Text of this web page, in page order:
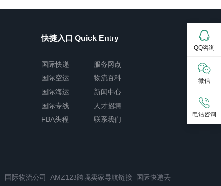
快捷入口 Quick Entry
国际快递
国际空运
国际海运
国际专线
FBA头程
服务网点
物流百科
新闻中心
人才招聘
联系我们
国际物流公司 AMZ123跨境卖家导航链接 国际快递丢
QQ咨询
微信
电话咨询